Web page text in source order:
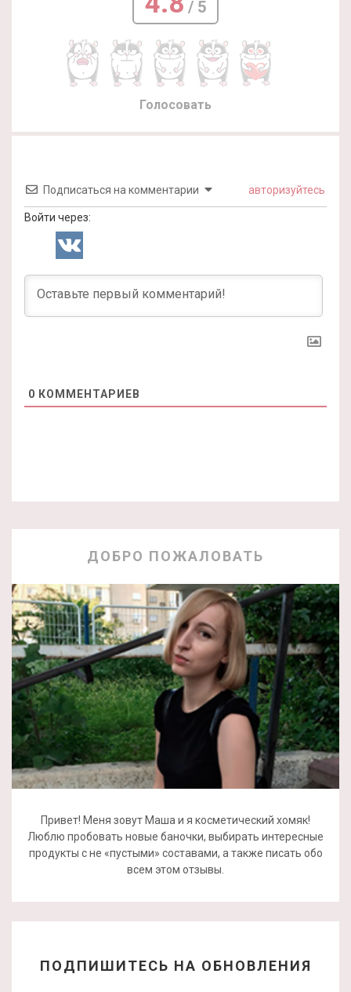
/ 5
Голосовать
Подписаться на комментарии авторизуйтесь
Войти через:
0 КОММЕНТАРИЕВ
ДОБРО ПОЖАЛОВАТЬ
Привет! Меня зовут Маша и я косметический хомяк!
Люблю пробовать новые баночки, выбирать интересные
продукты с не «пустыми» составами, а также писать обо
всем этом отзывы.
ПОДПИШИТЕСЬ НА ОБНОВЛЕНИЯ